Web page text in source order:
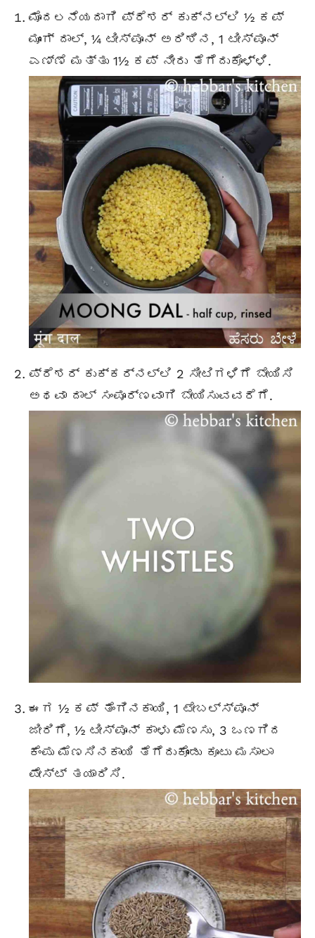
ಮೊದಲನೆಯದಾಗಿ ಪ್ರೆಶರ್ ಕುಕ್‌ನಲ್ಲಿ ½ ಕಪ್
ಮೂಂಗ್ ದಾಲ್, ¼ ಟೀಸ್ಪೂನ್ ಅರಿಶಿನ, 1 ಟೀಸ್ಪೂನ್
ಎಣ್ಣೆ ಮತ್ತು 1½ ಕಪ್ ನೀರು ತೆಗೆದುಕೊಳ್ಳಿ.
ಪ್ರೆಶರ್ ಕುಕ್ಕರ್ನಲ್ಲಿ 2 ಸೀಟಿಗಳಿಗೆ ಬೇಯಿಸಿ
ಅಥವಾ ದಾಲ್ ಸಂಪೂರ್ಣವಾಗಿ ಬೇಯಿಸುವವರೆಗೆ.
ಈಗ ½ ಕಪ್ ತೆಂಗಿನಕಾಯಿ, 1 ಟೇಬಲ್ಸ್ಪೂನ್
ಜೀರಿಗೆ, ½ ಟೀಸ್ಪೂನ್ ಕಾಳು ಮೆಣಸು, 3 ಒಣಗಿದ
ಕೆಂಪು ಮೆಣಸಿನಕಾಯಿ ತೆಗೆದುಕೊಂಡು ಕೂಟು ಮಸಾಲಾ
ಪೇಸ್ಟ್ ತಯಾರಿಸಿ.